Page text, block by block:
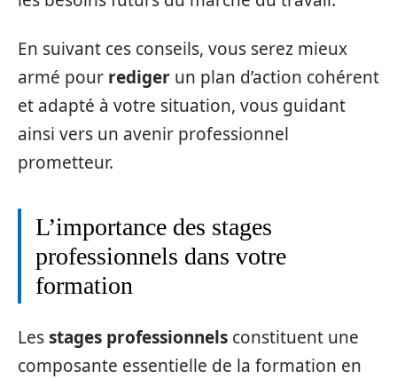
En suivant ces conseils, vous serez mieux
armé pour rediger un plan d’action cohérent
et adapté à votre situation, vous guidant
ainsi vers un avenir professionnel
prometteur.
L’importance des stages
professionnels dans votre
formation
Lesstages professionnels constituent une
composante essentielle de la formation en